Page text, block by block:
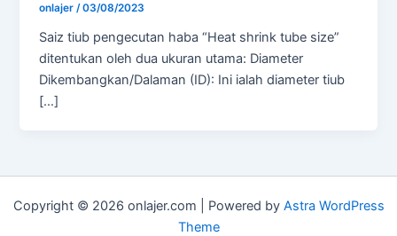
onlajer /03/08/2023
Saiz tiub pengecutan haba “Heat shrink tube size”
ditentukan oleh dua ukuran utama: Diameter
Dikembangkan/Dalaman (ID): Ini ialah diameter tiub
[…]
Copyright © 2026 onlajer.com | Powered by Astra WordPress
Theme